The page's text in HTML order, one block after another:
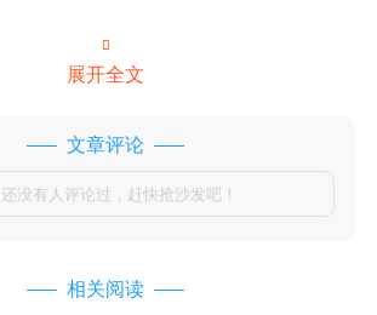

展开全文
文章评论
还没有人评论过，赶快抢沙发吧！
相关阅读